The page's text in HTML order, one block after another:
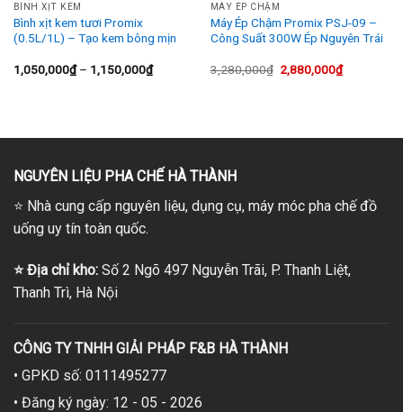
BÌNH XỊT KEM
Bình xịt kem tươi Promix
(0.5L/1L) – Tạo kem bông mịn
1,050,000₫ – 1,150,000₫Khoảng
giá:
MÁY ÉP CHẬM
Máy Ép Chậm Promix PSJ-09 –
Công Suất 300W Ép Nguyên Trái
3,280,000₫ Giá
gốc
2,880,000₫Giá
hiện
NGUYÊN LIỆU PHA CHẾ HÀ THÀNH
⭐ Nhà cung cấp nguyên liệu, dụng cụ, máy móc pha chế đồ
uống uy tín toàn quốc.
⭐Địa chỉ kho: Số 2 Ngõ 497 Nguyễn Trãi, P. Thanh Liệt,
Thanh Trì, Hà Nội
CÔNG TY TNHH GIẢI PHÁP F&B HÀ THÀNH
• GPKD số: 0111495277
• Đăng ký ngày: 12 - 05 - 2026